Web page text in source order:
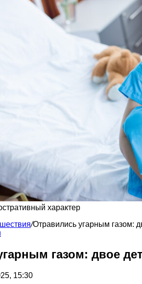
характер
/Отравились угарным газом:
газом: двое
15:30